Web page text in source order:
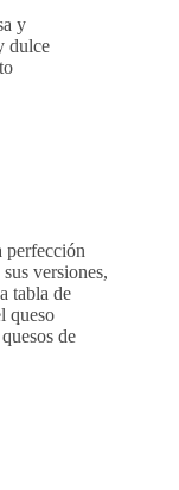
y
dulce
perfección
versiones,
tabla de
queso
de